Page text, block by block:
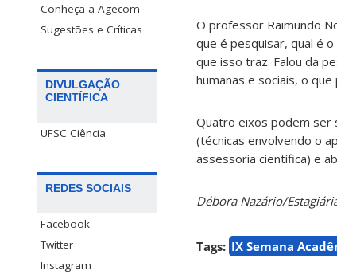
Conheça a Agecom
Sugestões e Críticas
DIVULGAÇÃO
CIENTÍFICA
UFSC Ciência
REDES SOCIAIS
Facebook
Twitter
Instagram
O professor Raimundo
que é pesquisar, qual é
que isso traz. Falou da
humanas e sociais, o
Quatro eixos podem ser
(técnicas envolvendo o
assessoria científica) e
Débora Nazário/
Tags: IX Semana